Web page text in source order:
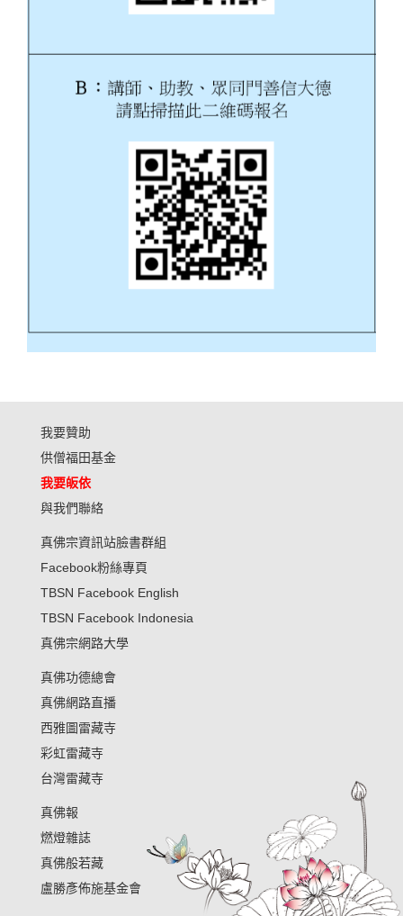
我要贊助
供僧福田基金
我要皈依
與我們聯絡
真佛宗資訊站臉書群組
Facebook粉絲專頁
TBSN Facebook English
TBSN Facebook Indonesia
真佛宗網路大學
真佛功德總會
真佛網路直播
西雅圖雷藏寺
彩虹雷藏寺
台灣雷藏寺
真佛報
燃燈雜誌
真佛般若藏
盧勝彥佈施基金會